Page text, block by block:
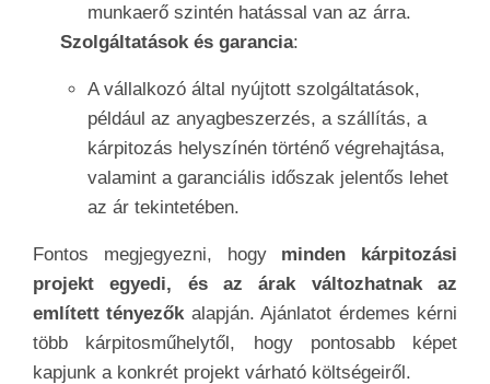
munkaerő szintén hatással van az árra.
Szolgáltatások és garancia:
A vállalkozó által nyújtott szolgáltatások,
például az anyagbeszerzés, a szállítás, a
kárpitozás helyszínén történő végrehajtása,
valamint a garanciális időszak jelentős lehet
az ár tekintetében.
Fontos megjegyezni, hogy minden kárpitozási
projekt egyedi, és az árak változhatnak az
említett tényezők alapján. Ajánlatot érdemes kérni
több kárpitosműhelytől, hogy pontosabb képet
kapjunk a konkrét projekt várható költségeiről.